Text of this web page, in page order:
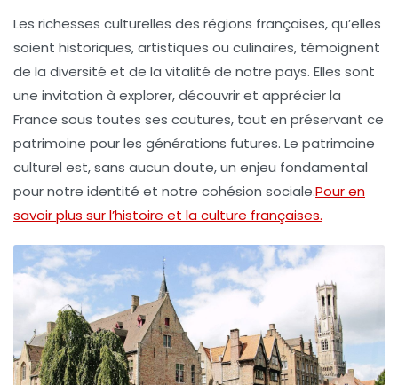
Les richesses culturelles des régions françaises, qu’elles
soient historiques, artistiques ou culinaires, témoignent
de la diversité et de la vitalité de notre pays. Elles sont
une invitation à explorer, découvrir et apprécier la
France sous toutes ses coutures, tout en préservant ce
patrimoine pour les générations futures. Le patrimoine
culturel est, sans aucun doute, un enjeu fondamental
pour notre identité et notre cohésion sociale.Pour en
savoir plus sur l’histoire et la culture françaises.